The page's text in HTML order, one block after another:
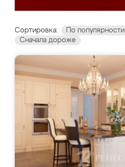
Сортировка: По популярности
Сначала дороже